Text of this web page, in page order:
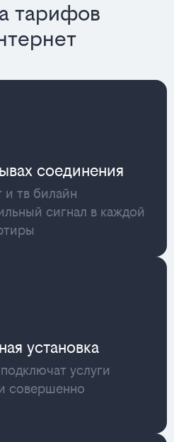
тарифов
соединения
и тв билайн
сигнал в каждой
установка
услуги
совершенно